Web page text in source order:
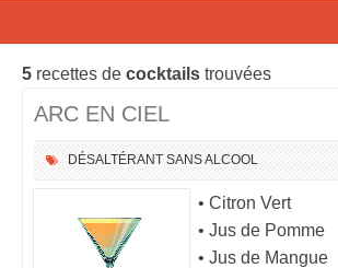
Chercher un
5 recettes de cocktails trouvées
ARC EN CIEL
DÉSALTÉRANT SANS ALCOOL
• Citron Vert
• Jus de Pomme
• Jus de Mangue